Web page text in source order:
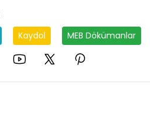
Kaydol MEB Dökümanlar